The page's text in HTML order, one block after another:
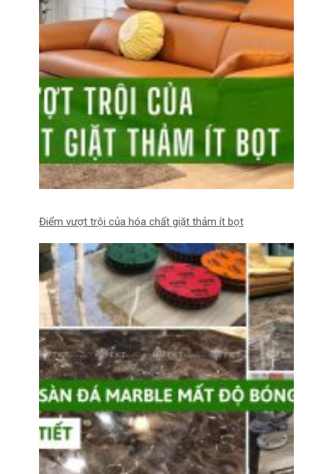
Điểm vượt trội của hóa chất giặt thảm ít bọt